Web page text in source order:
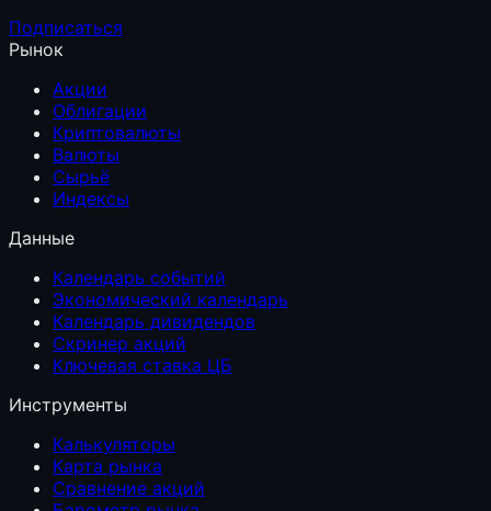
Подписаться
Рынок
Акции
Облигации
Криптовалюты
Валюты
Сырьё
Индексы
Данные
Календарь событий
Экономический календарь
Календарь дивидендов
Скринер акций
Ключевая ставка ЦБ
Инструменты
Калькуляторы
Карта рынка
Сравнение акций